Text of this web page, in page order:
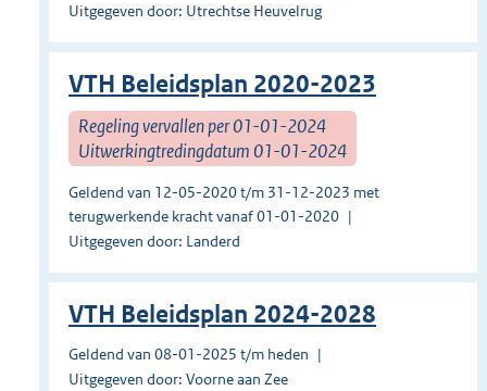
Uitgegeven door: Utrechtse Heuvelrug
VTH Beleidsplan 2020-2023
Regeling vervallen per 01-01-2024
Uitwerkingtredingdatum 01-01-2024
Geldend van 12-05-2020 t/m 31-12-2023 met
terugwerkende kracht vanaf 01-01-2020
Uitgegeven door: Landerd
VTH Beleidsplan 2024-2028
Geldend van 08-01-2025 t/m heden
Uitgegeven door: Voorne aan Zee